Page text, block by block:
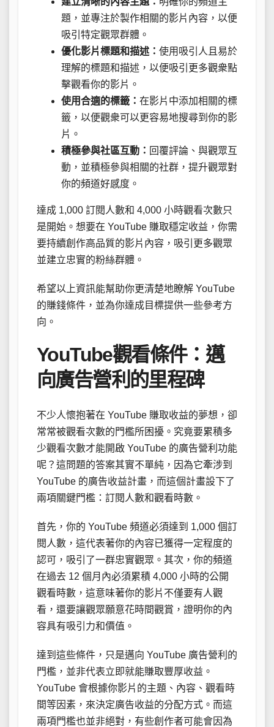
題，並專注於製作相關的影片內容，以便
吸引特定觀眾群體。
優化影片標題和描述： 使用吸引人且易於
理解的標題和描述，以便吸引更多觀衆點
擊觀看你的影片。
使用合適的標籤： 在影片中添加相關的標
籤，以便觀衆可以更容易地搜尋到你的影
片。
積極參與社區互動： 回覆評論、與觀眾互
動，並積極參與相關的社群，提升觀眾對
你的頻道好感度。
達成 1,000 訂閱人數和 4,000 小時觀看次數只
是開始。想要在 YouTube 賺取穩定收益，你需
要持續創作高品質的影片內容，吸引更多觀眾
並建立忠實的粉絲群體。
希望以上資訊能幫助你更清楚地瞭解 YouTube
的賺錢條件，並為你達成目標提供一些參考方
向。
YouTube觀看條件：邁
向廣告營利的里程碑
不少人懷抱著在 YouTube 賺取收益的夢想，卻
常常被觀看次數的門檻所困擾。究竟要累積多
少觀看次數才能開啟 YouTube 的廣告營利功能
呢？這問題的答案其實不單純，因為它牽涉到
YouTube 的廣告收益計畫，而這個計畫設下了
兩項關鍵門檻：訂閱人數和觀看時數。
首先，你的 YouTube 頻道必須達到 1,000 個訂
閱人數，這代表著你的內容已獲得一定程度的
認可，吸引了一群忠實觀眾。其次，你的頻道
在過去 12 個月內必須累積 4,000 小時的公開
觀看時數，這意味著你的影片不僅要有人觀
看，還要讓觀眾願意花時間觀賞，證明你的內
容具有吸引力和價值。
達到這些條件，只是邁向 YouTube 廣告營利的
門檻，並非代表立即就能賺取豐厚收益。
YouTube 會根據你影片的主題、內容、觀看時
間等因素，來決定廣告收益的分配方式。而這
兩項門檻也並非絕對，有些創作者可能會因為